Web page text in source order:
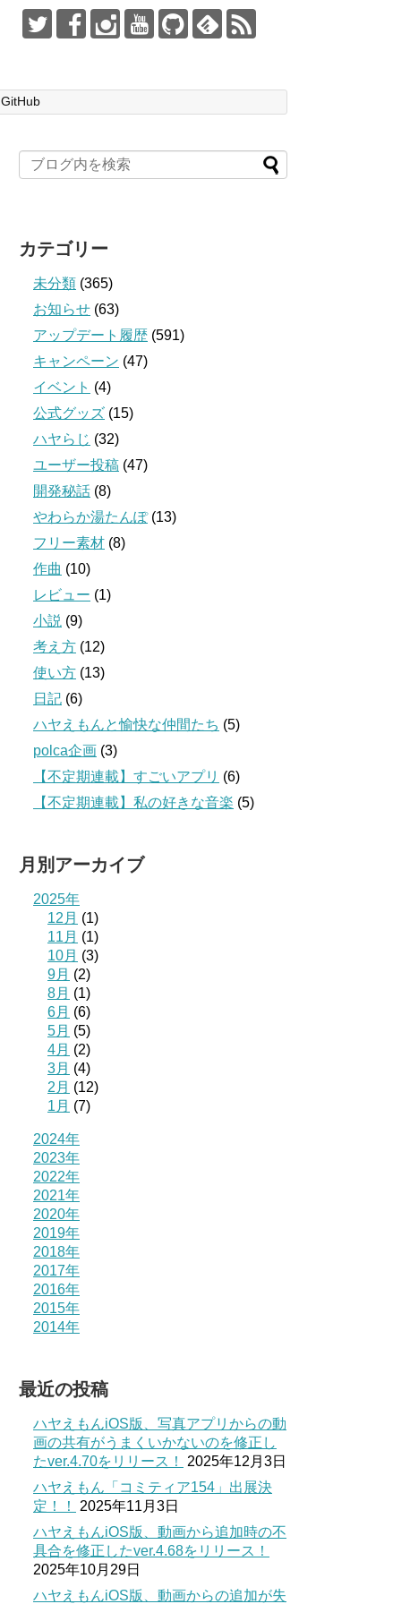
GitHub
カテゴリー
未分類 (365)
お知らせ (63)
アップデート履歴 (591)
キャンペーン (47)
イベント (4)
公式グッズ (15)
ハヤらじ (32)
ユーザー投稿 (47)
開発秘話 (8)
やわらか湯たんぽ(13)
フリー素材 (8)
作曲 (10)
レビュー (1)
小説 (9)
考え方 (12)
使い方 (13)
日記 (6)
ハヤえもんと愉快な仲間たち (5)
polca企画 (3)
【不定期連載】すごいアプリ (6)
【不定期連載】私の好きな音楽 (5)
月別アーカイブ
2025年
12月 (1)
11月 (1)
10月 (3)
9月 (2)
8月 (1)
6月 (6)
5月 (5)
4月 (2)
3月 (4)
2月 (12)
1月 (7)
2024年
2023年
2022年
2021年
2020年
2019年
2018年
2017年
2016年
2015年
2014年
最近の投稿
ハヤえもんiOS版、写真アプリからの動
画の共有がうまくいかないのを修正し
たver.4.70をリリース！
2025年12月3日
ハヤえもん「コミティア154」出展決
定！！
2025年11月3日
ハヤえもんiOS版、動画から追加時の不
具合を修正したver.4.68をリリース！
2025年10月29日
ハヤえもんiOS版、動画からの追加が失